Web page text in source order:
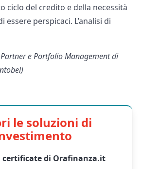
ciclo del credito e della necessità
perspicaci. L’analisi di
e Portfolio Management di
le soluzioni di
di Orafinanza.it